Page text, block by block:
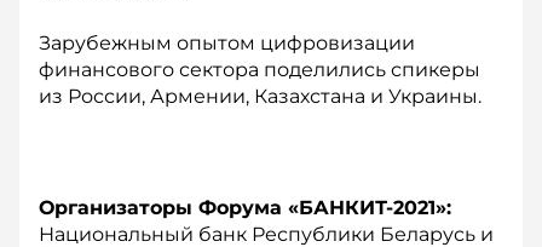
Зарубежным опытом цифровизации
финансового сектора поделились спикеры
из России, Армении, Казахстана и Украины.
Организаторы Форума «БАНКИТ-2021»:
Национальный банк Республики Беларусь и